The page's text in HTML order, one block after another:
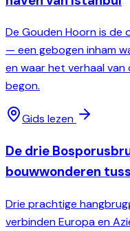
De Gouden Hoorn is de
— een gebogen inham
en waar het verhaal
begon.
Gids lezen
De drie
bouwwonderen
Drie prachtige
verbinden Europa en